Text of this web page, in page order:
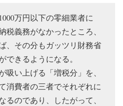
万円以下の零細業者に
税義務がなかったところ、
、その分もガッツリ財務省
できるようになる。
い上げる「増税分」を、
消費者の三者でそれぞれに
るのであり、したがって、